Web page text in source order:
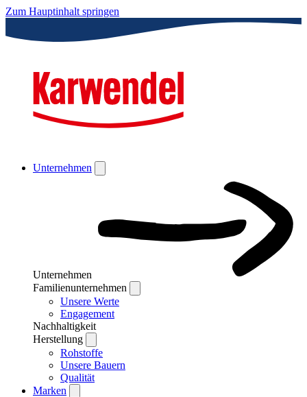
Zum Hauptinhalt springen
Unternehmen
Unternehmen
Familienunternehmen
Unsere Werte
Engagement
Nachhaltigkeit
Herstellung
Rohstoffe
Unsere Bauern
Qualität
Marken